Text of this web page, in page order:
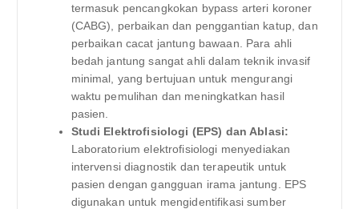
termasuk pencangkokan bypass arteri koroner
(CABG), perbaikan dan penggantian katup, dan
perbaikan cacat jantung bawaan. Para ahli
bedah jantung sangat ahli dalam teknik invasif
minimal, yang bertujuan untuk mengurangi
waktu pemulihan dan meningkatkan hasil
pasien.
Studi Elektrofisiologi (EPS) dan Ablasi:
Laboratorium elektrofisiologi menyediakan
intervensi diagnostik dan terapeutik untuk
pasien dengan gangguan irama jantung. EPS
digunakan untuk mengidentifikasi sumber